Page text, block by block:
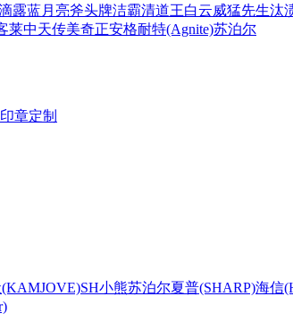
露蓝月亮斧头牌洁霸清道王白云威猛先生汰
莱中天传美奇正安格耐特(Agnite)苏泊尔
印章定制
SH小熊苏泊尔夏普(SHARP)海信